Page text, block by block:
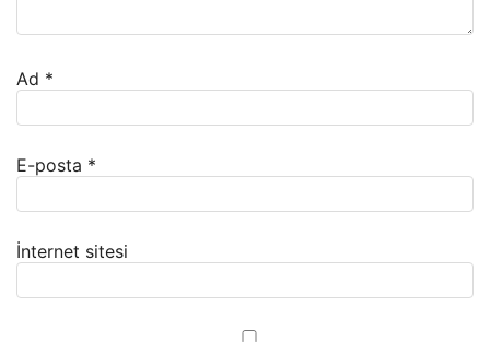
Ad *
E-posta *
İnternet sitesi